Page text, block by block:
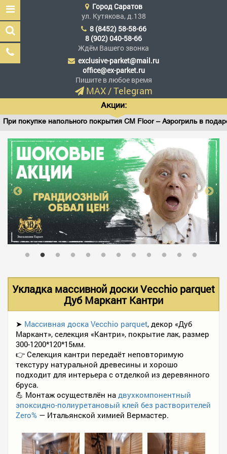
Эксклюзив Паркет
Мы сделали эксклюзив
доступным
ГЛАВНАЯ
АССОРТИМЕНТ
В НАЛИЧИИ
АКЦИИ
ФОТО РАБОТ
ПОЛЕЗНОЕ
ГородСаратов
ул. Кутякова, д.138
8 (8452) 58-58-66
8 (902) 040-58-66
Ждём Вашего звонка
exclusive-parket@mail.ru
office@ex-parket.ru
Пишите в любое время
MAX/Telegram
Акции:
покупке напольного покрытия CM Floor – Аэрогриль в
Укладка массивной доски Vecchio parquet
Дуб Маркант Кантри
➤ Массивная доска Vecchio parquet, декор «Дуб
Маркант», селекция «Кантри», покрытие лак, размер
300-1200*120*15мм.
👉 Селекция кантри передаёт неповторимую
текстуру натуральной древесины и хорошо
подходит для интерьера с отделкой из деревянного
бруса.
💪 Монтаж осуществлён на двухкомпонентный
эпоксидно-полиуретановый клей без растворителей
Zero% — Итальянской химией Вермастер.